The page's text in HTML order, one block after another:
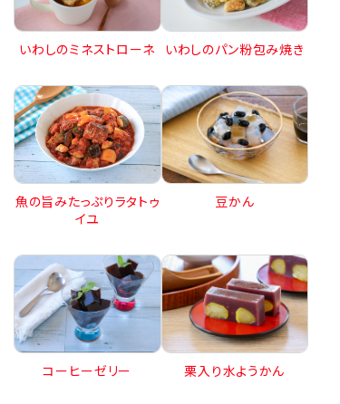
いわしのミネストローネ いわしのパン粉包み焼き
魚の旨みたっぷりラタトゥ
イユ
豆かん
コーヒーゼリー 栗入り水ようかん